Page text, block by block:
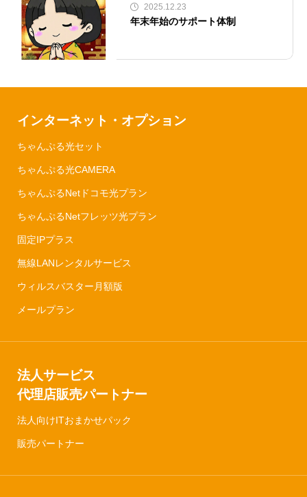
2025.12.23
年末年始のサポート体制
インターネット・オプション
ちゃんぷる光セット
ちゃんぷる光CAMERA
ちゃんぷるNetドコモ光プラン
ちゃんぷるNetフレッツ光プラン
固定IPプラス
無線LANレンタルサービス
ウィルスバスター月額版
メールプラン
法人サービス
代理店販売パートナー
法人向けITおまかせパック
販売パートナー